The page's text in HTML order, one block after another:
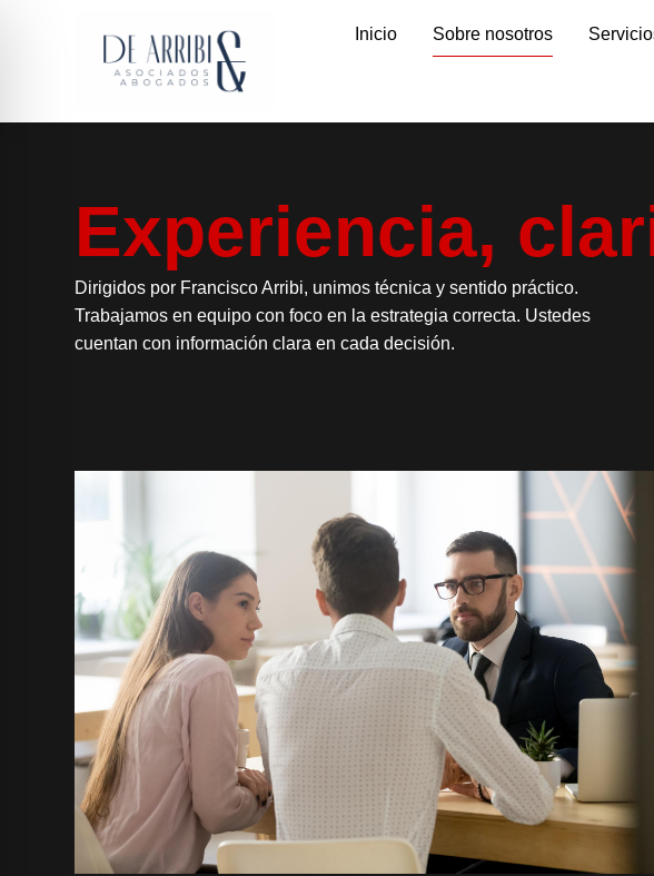
Inicio Sobre nosotros
Experiencia,
Dirigidos por Francisco Arribi, unimos técnica y sentido práctico.
Trabajamos en equipo con foco en la estrategia correcta. Ustedes
cuentan con información clara en cada decisión.